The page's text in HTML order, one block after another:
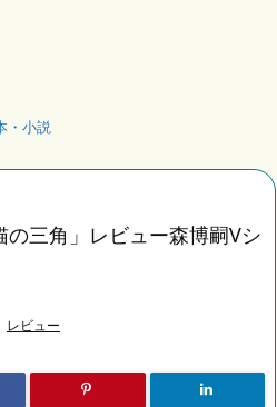
・小説
の三角」レビュー森博嗣Vシ
レビュー